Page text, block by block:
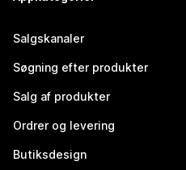
Salgskanaler
Søgning efter produkter
Salg af produkter
Ordrer og levering
Butiksdesign